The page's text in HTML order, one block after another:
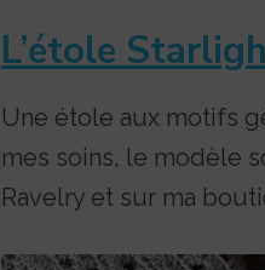
L’étole
Une étole aux motifs
mes soins, le modèle
Ravelry et sur ma